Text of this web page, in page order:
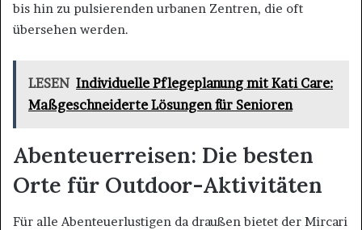
bis hin zu pulsierenden urbanen Zentren, die oft
übersehen werden.
LESEN Individuelle Pflegeplanung mit Kati Care:
Maßgeschneiderte Lösungen für Senioren
Abenteuerreisen: Die besten
Orte für Outdoor-Aktivitäten
Für alle Abenteuerlustigen da draußen bietet der Mircari